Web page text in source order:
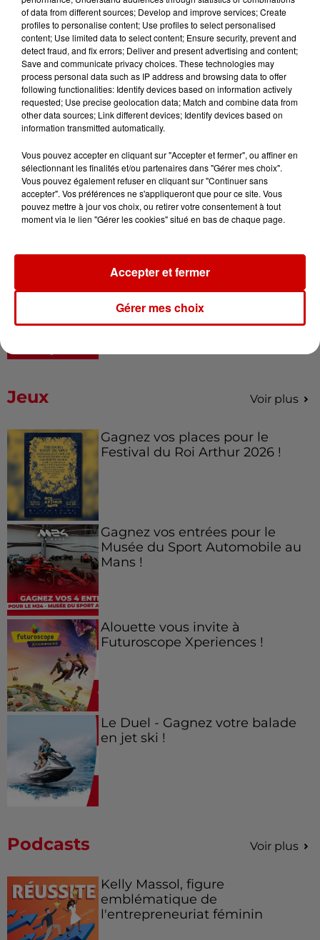
noyade dans le Finistère
14h48
Vendre un chiot en animalerie
peut coûter très cher
14h03
Invasion de physalies sur des
plages du Sud-Ouest
11h51
À LA UNE : affaire Manon
Relandeau, musée cambriolé et
Jeux Voir plus
Gagnez vos places pour le
Festival du Roi Arthur 2026 !
Gagnez vos entrées pour le
Musée du Sport Automobile au
Mans !
Alouette vous invite à
Futuroscope Xperiences !
Le Duel - Gagnez votre balade
en jet ski !
Podcasts Voir plus
Kelly Massol, figure
emblématique de
l'entrepreneuriat féminin
of data from different sources; Develop and improve services; Create
profiles to personalise content; Use profiles to select personalised
content; Use limited data to select content; Ensure security, prevent and
detect fraud, and fix errors; Deliver and present advertising and content;
Save and communicate privacy choices. These technologies may
process personal data such as IP address and browsing data to offer
following functionalities: Identify devices based on information actively
requested; Use precise geolocation data; Match and combine data from
other data sources; Link different devices; Identify devices based on
information transmitted automatically.
Vous pouvez accepter en cliquant sur "Accepter et fermer", ou affiner en
sélectionnant les finalités et/ou partenaires dans "Gérer mes choix".
Vous pouvez également refuser en cliquant sur "Continuer sans
accepter". Vos préférences ne s'appliqueront que pour ce site. Vous
pouvez mettre à jour vos choix, ou retirer votre consentement à tout
moment via le lien "Gérer les cookies" situé en bas de chaque page.
Gérer mes choix
Accepter et fermer